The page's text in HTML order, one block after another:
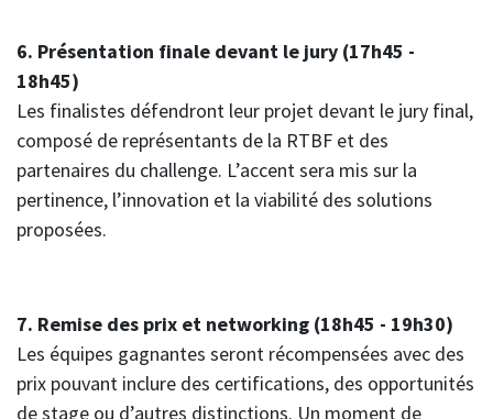
6. Présentation finale devant le jury (17h45 -
18h45)
Les finalistes défendront leur projet devant le jury final,
composé de représentants de la RTBF et des
partenaires du challenge. L’accent sera mis sur la
pertinence, l’innovation et la viabilité des solutions
proposées.
7. Remise des prix et networking (18h45 - 19h30)
Les équipes gagnantes seront récompensées avec des
prix pouvant inclure des certifications, des opportunités
de stage ou d’autres distinctions. Un moment de